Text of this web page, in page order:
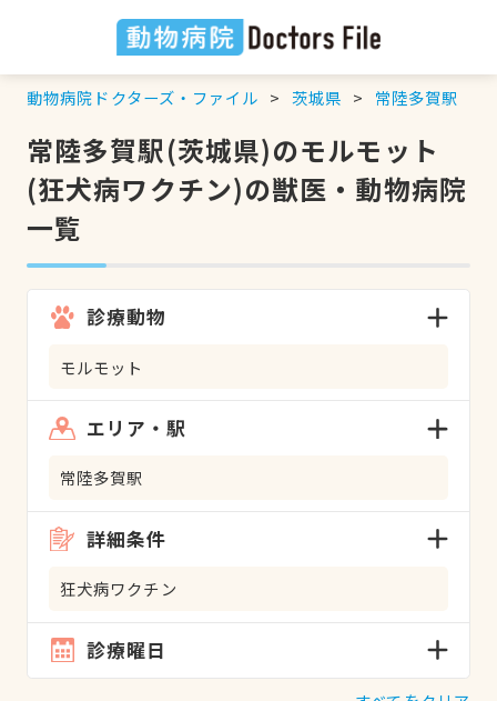
動物病院ドクターズ・ファイル 茨城県 常陸多賀駅
常陸多賀駅(茨城県)のモルモット
(狂犬病ワクチン)の獣医・動物病院
一覧
診療動物
モルモット
エリア・駅
常陸多賀駅
詳細条件
狂犬病ワクチン
診療曜日